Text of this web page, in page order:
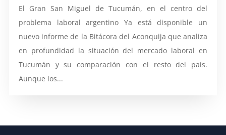
El Gran San Miguel de Tucumán, en el centro del
problema laboral argentino Ya está disponible un
nuevo informe de la Bitácora del Aconquija que analiza
en profundidad la situación del mercado laboral en
Tucumán y su comparación con el resto del país.
Aunque los...